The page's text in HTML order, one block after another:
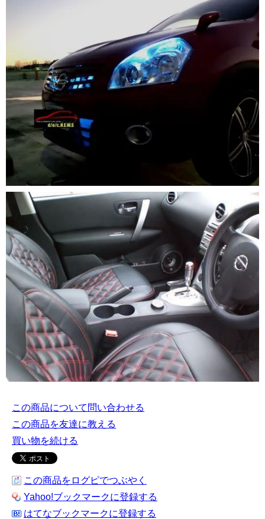
この商品について問い合わせる
この商品を友達に教える
買い物を続ける
この商品をログピでつぶやく
Yahoo!ブックマークに登録する
はてなブックマークに登録する